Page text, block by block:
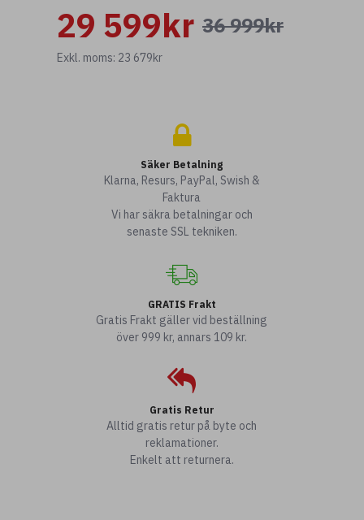
36 999kr
29 599kr
Exkl. moms: 23 679kr
Säker Betalning
Klarna, Resurs, PayPal, Swish &
Faktura
Vi har säkra betalningar och
senaste SSL tekniken.
GRATIS Frakt
Gratis Frakt gäller vid beställning
över 999 kr, annars 109 kr.
Gratis Retur
Alltid gratis retur på byte och
reklamationer.
Enkelt att returnera.